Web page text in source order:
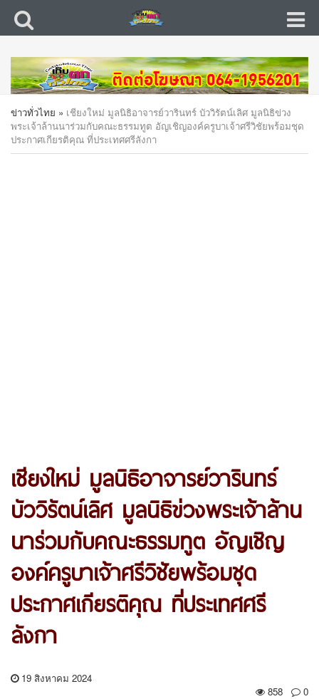
ข่าวทั่วไทย » เชียงใหม่ มูลนิธิอาจารย์วารินทร์ บัววิรัตน์เลิศ มูลนิธิข่วง
พระเจ้าล้านนาร่วมกับคณะธรรมทูต อัญเชิญองค์ครูบาเจ้าศรีวิชัยพร้อมชุด
ประกาศเกียรติคุณ ที่ประเทศศรีลังกา
เชียงใหม่ มูลนิธิอาจารย์วารินทร์
บัววิรัตน์เลิศ มูลนิธิข่วงพระเจ้าล้าน
นาร่วมกับคณะธรรมทูต อัญเชิญ
องค์ครูบาเจ้าศรีวิชัยพร้อมชุด
ประกาศเกียรติคุณ ที่ประเทศศรี
ลังกา
19 สิงหาคม 2024
858
0